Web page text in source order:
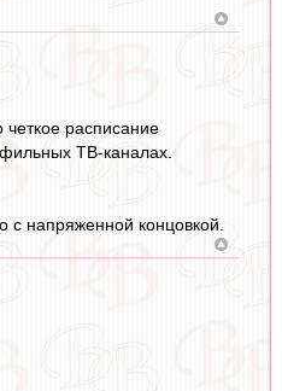
расписание
ТВ-каналах.
напряженной концовкой.